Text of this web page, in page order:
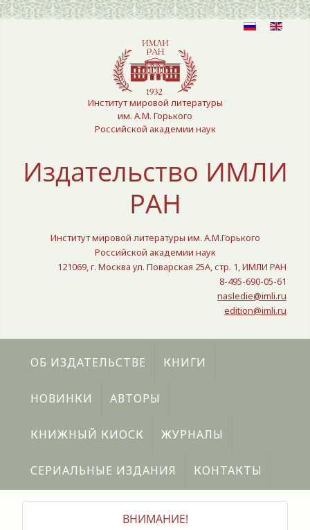
Выберите язык
Институт мировой литературы
им. А.М. Горького
Российской академии наук
Издательство ИМЛИ
РАН
Институт мировой литературы им. А.М.Горького
Российской академии наук
121069, г. Москва ул. Поварская 25A, стр. 1, ИМЛИ РАН
8-495-690-05-61
nasledie@imli.ru
edition@imli.ru
ОБ ИЗДАТЕЛЬСТВЕ КНИГИ
НОВИНКИ АВТОРЫ
КНИЖНЫЙ КИОСК ЖУРНАЛЫ
СЕРИАЛЬНЫЕ ИЗДАНИЯ КОНТАКТЫ
ВНИМАНИЕ!